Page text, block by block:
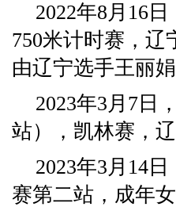
2022年8月16
750米计时赛，
由辽宁选手王丽娟
2023年3月7日
站），凯林赛，
2023年3月14
赛第二站，成年